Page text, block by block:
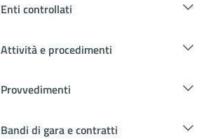
Enti controllati
Attività e procedimenti
Provvedimenti
Bandi di gara e contratti